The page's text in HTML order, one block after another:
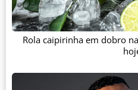
Rola caipirinha em dobro